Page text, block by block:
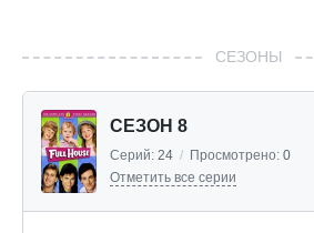
СЕЗОНЫ
СЕЗОН 8
Серий: 24 / Просмотрено: 0
Отметить все серии